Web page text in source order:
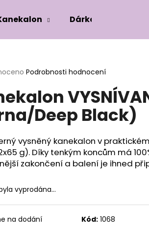
Dárková edice
Podrobnosti hodnocení
Deep Black)
vysněný kanekalon v
g). Díky tenkým koncům má
zakončení a balení je ihned
vyprodána…
na dodání Kód: 1068